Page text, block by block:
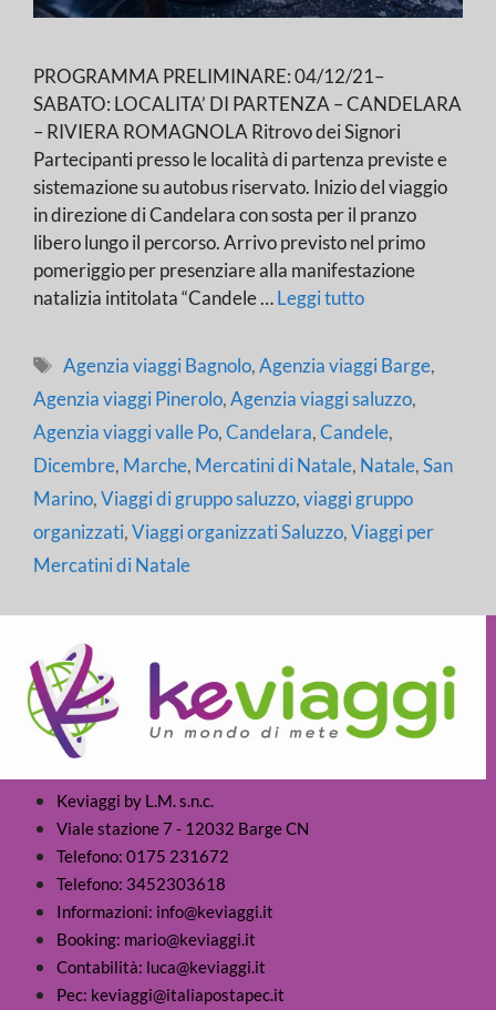
PROGRAMMA PRELIMINARE: 04/12/21–
SABATO: LOCALITA’ DI PARTENZA – CANDELARA
– RIVIERA ROMAGNOLA Ritrovo dei Signori
Partecipanti presso le località di partenza previste e
sistemazione su autobus riservato. Inizio del viaggio
in direzione di Candelara con sosta per il pranzo
libero lungo il percorso. Arrivo previsto nel primo
pomeriggio per presenziare alla manifestazione
natalizia intitolata “Candele …Leggi tutto
Tag
Agenzia viaggi Bagnolo,Agenzia viaggi Barge,
Agenzia viaggi Pinerolo,Agenzia viaggi saluzzo,
Agenzia viaggi valle Po,Candelara,Candele,
Dicembre, Marche, Mercatini di Natale, Natale,San
Marino,Viaggi di gruppo saluzzo,viaggi gruppo
organizzati,Viaggi organizzati Saluzzo,Viaggi per
Mercatini di Natale
Keviaggi by L.M. s.n.c.
Viale stazione 7 - 12032 Barge CN
Telefono: 0175 231672
Telefono: 3452303618
Informazioni: info@keviaggi.it
Booking: mario@keviaggi.it
Contabilità: luca@keviaggi.it
Pec: keviaggi@italiapostapec.it